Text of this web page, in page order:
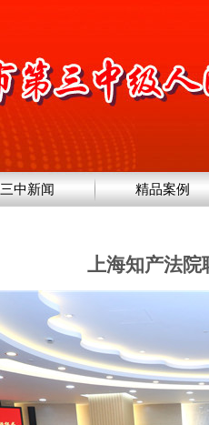
三中新闻 精品案例
上海知产法院